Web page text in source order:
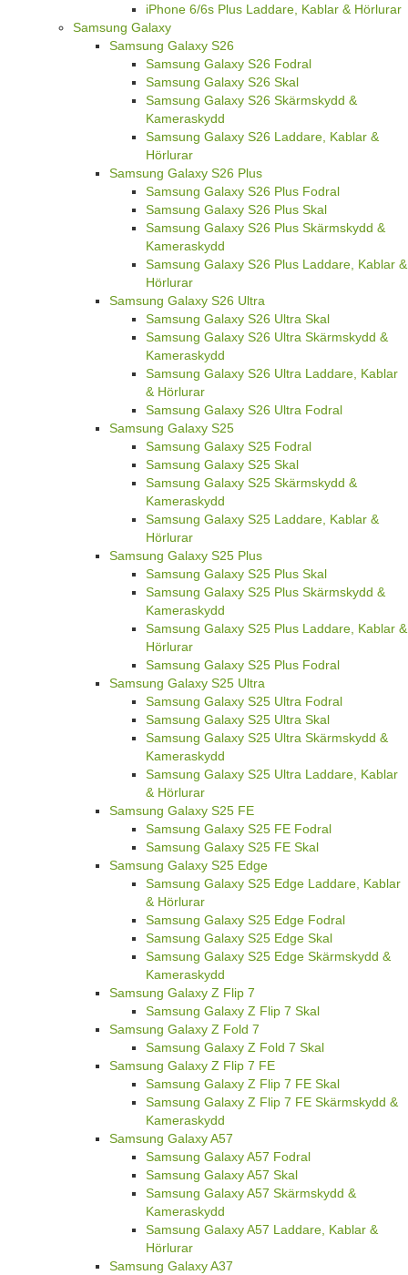
iPhone 6/6s Plus Laddare, Kablar & Hörlurar
Samsung Galaxy
Samsung Galaxy S26
Samsung Galaxy S26 Fodral
Samsung Galaxy S26 Skal
Samsung Galaxy S26 Skärmskydd &
Kameraskydd
Samsung Galaxy S26 Laddare, Kablar &
Hörlurar
Samsung Galaxy S26 Plus
Samsung Galaxy S26 Plus Fodral
Samsung Galaxy S26 Plus Skal
Samsung Galaxy S26 Plus Skärmskydd &
Kameraskydd
Samsung Galaxy S26 Plus Laddare, Kablar &
Hörlurar
Samsung Galaxy S26 Ultra
Samsung Galaxy S26 Ultra Skal
Samsung Galaxy S26 Ultra Skärmskydd &
Kameraskydd
Samsung Galaxy S26 Ultra Laddare, Kablar
& Hörlurar
Samsung Galaxy S26 Ultra Fodral
Samsung Galaxy S25
Samsung Galaxy S25 Fodral
Samsung Galaxy S25 Skal
Samsung Galaxy S25 Skärmskydd &
Kameraskydd
Samsung Galaxy S25 Laddare, Kablar &
Hörlurar
Samsung Galaxy S25 Plus
Samsung Galaxy S25 Plus Skal
Samsung Galaxy S25 Plus Skärmskydd &
Kameraskydd
Samsung Galaxy S25 Plus Laddare, Kablar &
Hörlurar
Samsung Galaxy S25 Plus Fodral
Samsung Galaxy S25 Ultra
Samsung Galaxy S25 Ultra Fodral
Samsung Galaxy S25 Ultra Skal
Samsung Galaxy S25 Ultra Skärmskydd &
Kameraskydd
Samsung Galaxy S25 Ultra Laddare, Kablar
& Hörlurar
Samsung Galaxy S25 FE
Samsung Galaxy S25 FE Fodral
Samsung Galaxy S25 FE Skal
Samsung Galaxy S25 Edge
Samsung Galaxy S25 Edge Laddare, Kablar
& Hörlurar
Samsung Galaxy S25 Edge Fodral
Samsung Galaxy S25 Edge Skal
Samsung Galaxy S25 Edge Skärmskydd &
Kameraskydd
Samsung Galaxy Z Flip 7
Samsung Galaxy Z Flip 7 Skal
Samsung Galaxy Z Fold 7
Samsung Galaxy Z Fold 7 Skal
Samsung Galaxy Z Flip 7 FE
Samsung Galaxy Z Flip 7 FE Skal
Samsung Galaxy Z Flip 7 FE Skärmskydd &
Kameraskydd
Samsung Galaxy A57
Samsung Galaxy A57 Fodral
Samsung Galaxy A57 Skal
Samsung Galaxy A57 Skärmskydd &
Kameraskydd
Samsung Galaxy A57 Laddare, Kablar &
Hörlurar
Samsung Galaxy A37